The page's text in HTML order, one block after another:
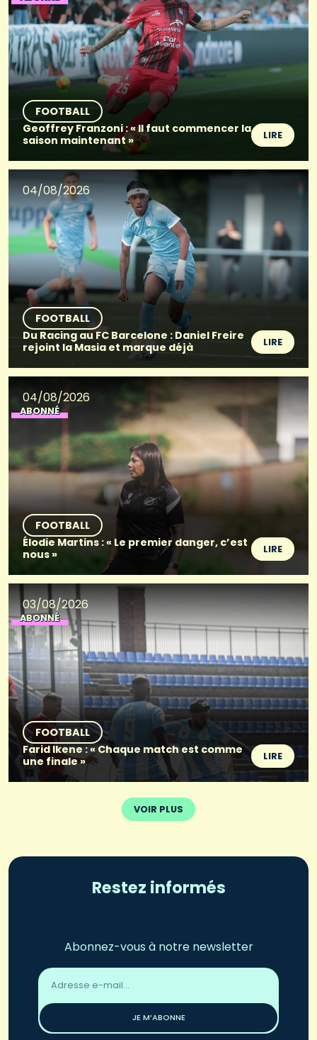
FOOTBALL
Geoffrey Franzoni : « Il faut commencer la
saison maintenant »
LIRE
04/08/2026
FOOTBALL
Du Racing au FC Barcelone : Daniel Freire
rejoint la Masia et marque déjà
LIRE
04/08/2026
ABONNÉ
FOOTBALL
Élodie Martins : « Le premier danger, c’est
nous »
LIRE
03/08/2026
ABONNÉ
FOOTBALL
Farid Ikene : « Chaque match est comme
une finale »
LIRE
VOIR PLUS
Restez informés
Abonnez-vous à notre newsletter
Adresse
email
JE M’ABONNE